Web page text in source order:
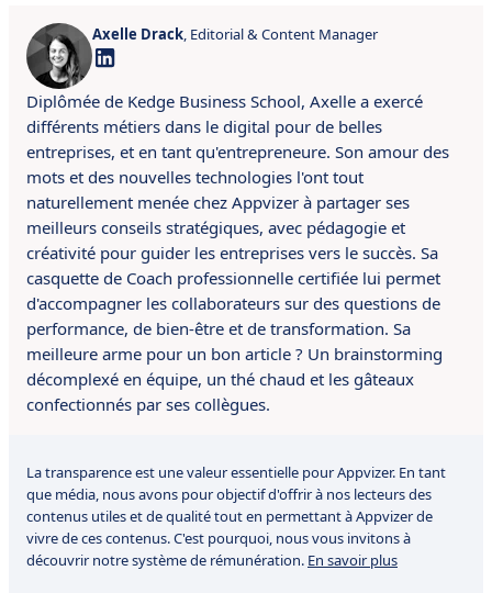
Axelle Drack, Editorial & Content Manager
Diplômée de Kedge Business School, Axelle a exercé
différents métiers dans le digital pour de belles
entreprises, et en tant qu'entrepreneure. Son amour des
mots et des nouvelles technologies l'ont tout
naturellement menée chez Appvizer à partager ses
meilleurs conseils stratégiques, avec pédagogie et
créativité pour guider les entreprises vers le succès. Sa
casquette de Coach professionnelle certifiée lui permet
d'accompagner les collaborateurs sur des questions de
performance, de bien-être et de transformation. Sa
meilleure arme pour un bon article ? Un brainstorming
décomplexé en équipe, un thé chaud et les gâteaux
confectionnés par ses collègues.
La transparence est une valeur essentielle pour Appvizer. En tant
que média, nous avons pour objectif d'offrir à nos lecteurs des
contenus utiles et de qualité tout en permettant à Appvizer de
vivre de ces contenus. C'est pourquoi, nous vous invitons à
découvrir notre système de rémunération. En savoir plus